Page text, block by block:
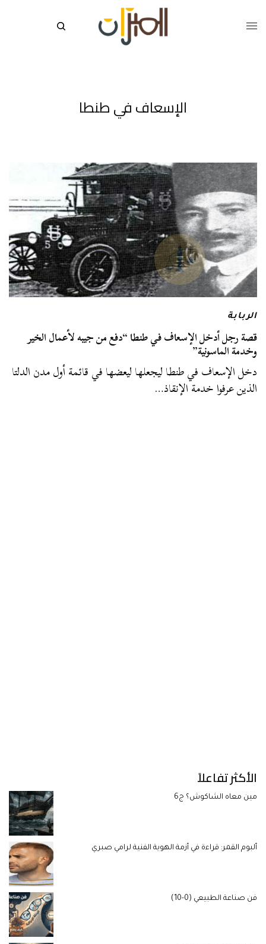
الإسعاف في طنطا
الربابة
قصة رجل أدخل الإسعاف في طنطا “دفع من جيبه لأعمال الخير
وخدمة الماسونية”
دخل الإسعاف في طنطا ليجعلها ليعضها في قائمة أول مدن الدلتا
الذين عرفوا خدمة الإنقاذ…
الأكثر تفاعلاً
مين معاه الشاكوش؟ ج6
ألبوم القمر: قراءة في أزمة الهوية الفنية لرامي صبري
فن صناعة الطبيعي (0-10)